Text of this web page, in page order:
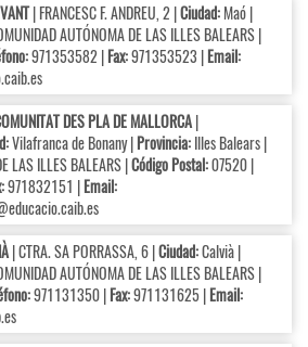
| FRANCESC F. ANDREU, 2 |Ciudad:Maó |
AUTÓNOMA DE LAS ILLES BALEARS |
971353582 |Fax:971353523 |Email:
DES PLA DE MALLORCA|
Vilafranca de Bonany |Provincia:Illes Balears |
LAS ILLES BALEARS |Código Postal:07520 |
971832151 |Email:
| CTRA. SA PORRASSA, 6 |Ciudad:Calvià |
AUTÓNOMA DE LAS ILLES BALEARS |
971131350 |Fax:971131625 |Email: